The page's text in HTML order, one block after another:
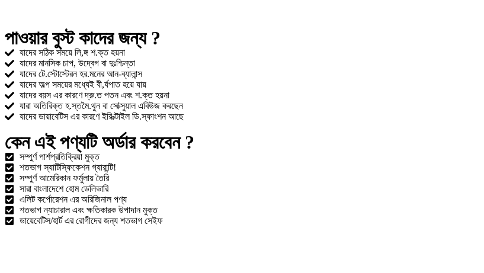
পাওয়ার বুস্ট কাদের জন্য ?
যাদের সঠিক সময়ে লি,ঙ্গ শ.ক্ত হয়না
যাদের মানসিক চাপ, উদ্বেগ বা দুঃশ্চিন্তা
যাদের টে.স্টোস্টেরন হর.মনের আন-ব্যালান্স
যাদের অল্প সময়ের মধ্যেই বী,র্যপাত হয়ে যায়
যাদের বয়স এর কারণে দ্রু.ত পতন এবং শ.ক্ত হয়না
যারা অতিরিক্ত হ.স্তমৈ.থুন বা সে'ক্সুয়াল এবিউজ করছেন
যাদের ডায়াবেটিস এর কারণে ইরি.ক্টাইল ডি.স্ফাংশন আছে
কেন এই পণ্যটি অর্ডার করবেন ?
সম্পুর্ণ পার্শপ্রতিক্রিয়া মুক্ত
শতভাগ স্যাটিস্ফিকেশন গ্যারান্টি!
সম্পুর্ণ আমেরিকান ফর্মুলায় তৈরি
সারা বাংলাদেশে হোম ডেলিভারি
এলিট কর্পোরেশন এর অরিজিনাল পণ্য
শতভাগ ন্যাচারাল এবং ক্ষতিকারক উপাদান মুক্ত
ডায়েবেটিস/হার্ট এর রোগীদের জন্য শতভাগ সেইফ